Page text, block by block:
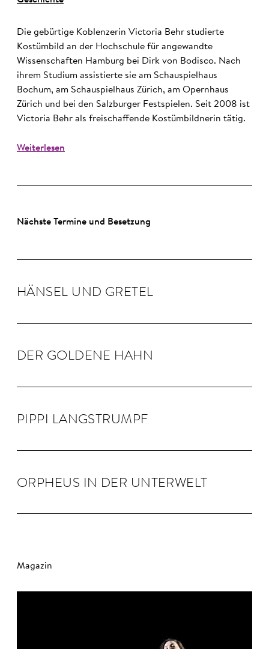
Die gebürtige Koblenzerin Victoria Behr studierte
Kostümbild an der Hochschule für angewandte
Wissenschaften Hamburg bei Dirk von Bodisco. Nach
ihrem Studium assistierte sie am Schauspielhaus
Bochum, am Schauspielhaus Zürich, am Opernhaus
Zürich und bei den Salzburger Festspielen. Seit 2008 ist
Victoria Behr als freischaffende Kostümbildnerin tätig.
Weiterlesen
Nächste Termine und Besetzung
HÄNSEL UND GRE­TEL
DER GOLDENE HAHN
PIPPI LANG­STRUMPF
OR­PHEUS IN DER UN­TER­WELT
Magazin